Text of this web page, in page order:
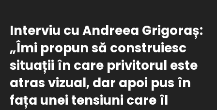
Interviu cu Andreea Grigoraș:
„Îmi propun să construiesc
situații în care privitorul este
atras vizual, dar apoi pus în
fața unei tensiuni care îl